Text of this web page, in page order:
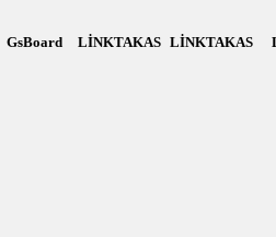
GsBoard LİNKTAKAS LİNKTAKAS